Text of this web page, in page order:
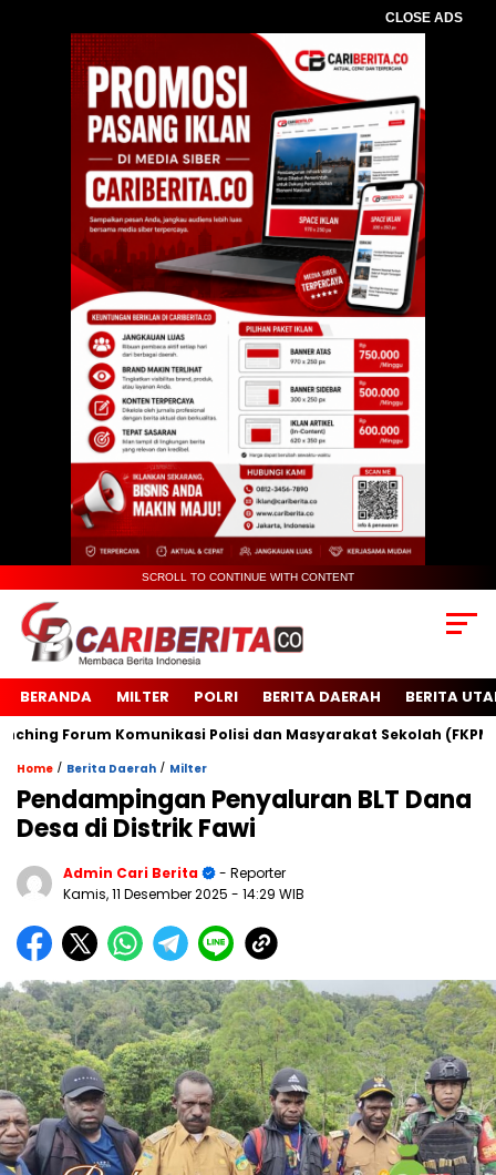
CLOSE ADS
SCROLL TO CONTINUE WITH CONTENT
BERANDA MILTER POLRI BERITA DAERAH BERITA
Forum Komunikasi Polisi dan Masyarakat Sekolah (FKPMS)
Home / Berita Daerah / Milter
Pendampingan Penyaluran BLT Dana
Desa di Distrik Fawi
Admin Cari Berita
- Reporter
Kamis, 11 Desember 2025 - 14:29 WIB